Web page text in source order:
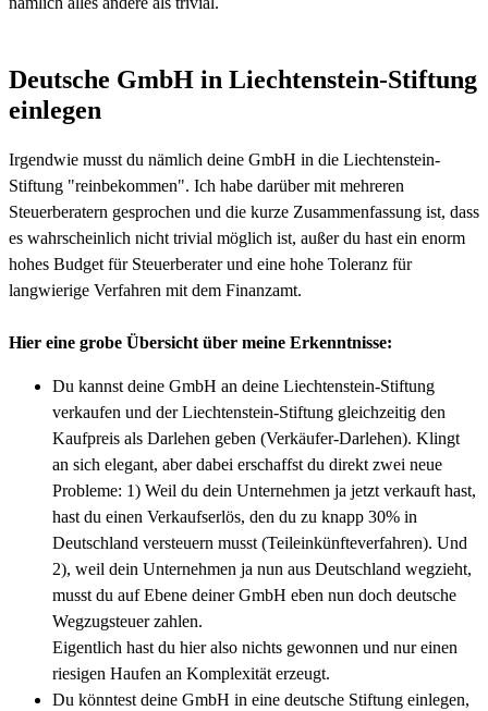
Deutsche GmbH in Liechtenstein-Stiftung
einlegen
Irgendwie musst du nämlich deine GmbH in die Liechtenstein-
Stiftung "reinbekommen". Ich habe darüber mit mehreren
Steuerberatern gesprochen und die kurze Zusammenfassung ist, dass
es wahrscheinlich nicht trivial möglich ist, außer du hast ein enorm
hohes Budget für Steuerberater und eine hohe Toleranz für
langwierige Verfahren mit dem Finanzamt.
Hier eine grobe Übersicht über meine Erkenntnisse:
Du kannst deine GmbH an deine Liechtenstein-Stiftung
verkaufen und der Liechtenstein-Stiftung gleichzeitig den
Kaufpreis als Darlehen geben (Verkäufer-Darlehen). Klingt
an sich elegant, aber dabei erschaffst du direkt zwei neue
Probleme: 1) Weil du dein Unternehmen ja jetzt verkauft hast,
hast du einen Verkaufserlös, den du zu knapp 30% in
Deutschland versteuern musst (Teileinkünfteverfahren). Und
2), weil dein Unternehmen ja nun aus Deutschland wegzieht,
musst du auf Ebene deiner GmbH eben nun doch deutsche
Wegzugsteuer zahlen.
Eigentlich hast du hier also nichts gewonnen und nur einen
riesigen Haufen an Komplexität erzeugt.
Du könntest deine GmbH in eine deutsche Stiftung einlegen,